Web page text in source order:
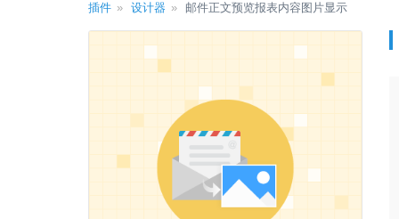
插件 设计器 邮件正文预览报表内容图片显示